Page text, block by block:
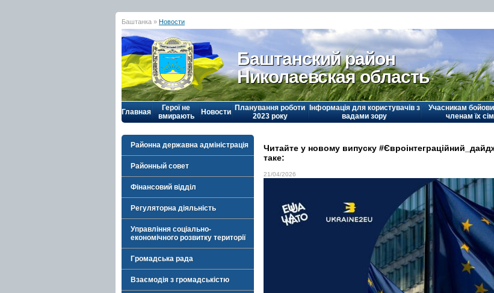
Баштанка » Новости
Баштанский район
Николаевская область
Главная
Герої не
вмирають
Новости Планування роботи
2023 року
Інформація для користувачів з
вадами зору
Учасникам
членам їх
Районна державна адміністрація
Районный совет
Фінансовий відділ
Регуляторна діяльність
Управління соціально-
економічного розвитку території
Громадська рада
Взаємодія з громадськістю
Читайте у новому випуску
таке:
21/04/2026